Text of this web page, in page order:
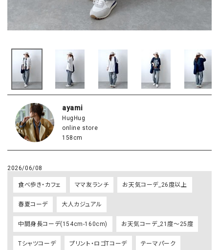
ayami
HugHug
online store
158cm
2026/06/08
食べ歩き・カフェ ママ友ランチ お天気コーデ_26度以上
春夏コーデ 大人カジュアル
中間身長コーデ(154cm-160cm) お天気コーデ_21度～25度
Tシャツコーデ プリント・ロゴTコーデ テーマパーク